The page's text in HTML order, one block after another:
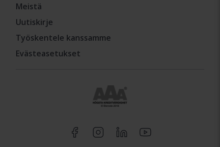
Meistä
Uutiskirje
Työskentele kanssamme
Evästeasetukset